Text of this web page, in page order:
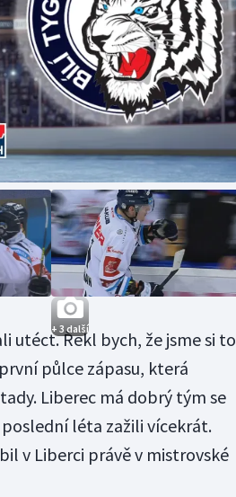
+ 3 další
utéct. Řekl bych, že jsme si to
půlce zápasu, která
Liberec má dobrý tým se
léta zažili vícekrát.
v Liberci právě v mistrovské